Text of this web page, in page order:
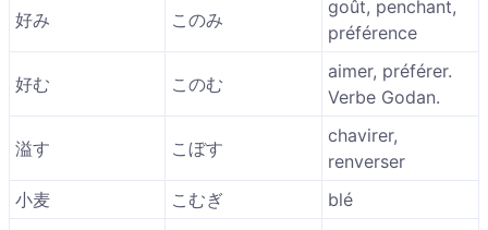
好み このみ
goût, penchant,
préférence
好む このむ
aimer, préférer.
Verbe Godan.
溢す こぼす
chavirer,
renverser
小麦
こむぎ blé